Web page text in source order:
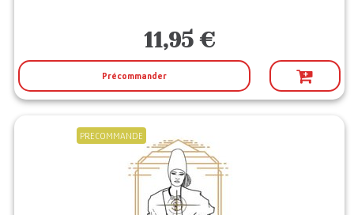
11,95 €
Précommander
PRECOMMANDE